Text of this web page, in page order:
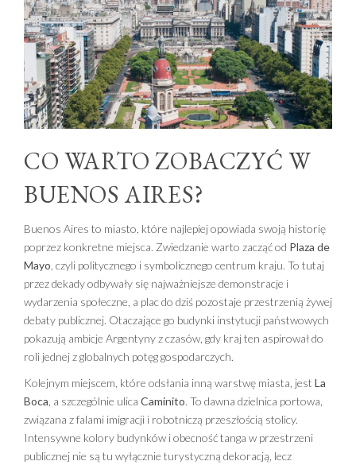
CO WARTO ZOBACZYĆ W
BUENOS AIRES?
Buenos Aires to miasto, które najlepiej opowiada swoją historię
poprzez konkretne miejsca. Zwiedzanie warto zacząć od Plaza de
Mayo , czyli politycznego i symbolicznego centrum kraju. To tutaj
przez dekady odbywały się najważniejsze demonstracje i
wydarzenia społeczne, a plac do dziś pozostaje przestrzenią żywej
debaty publicznej. Otaczające go budynki instytucji państwowych
pokazują ambicje Argentyny z czasów, gdy kraj ten aspirował do
roli jednej z globalnych potęg gospodarczych.
Kolejnym miejscem, które odsłania inną warstwę miasta, jest La
Boca , a szczególnie ulica Caminito. To dawna dzielnica portowa,
związana z falami imigracji i robotniczą przeszłością stolicy.
Intensywne kolory budynków i obecność tanga w przestrzeni
publicznej nie są tu wyłącznie turystyczną dekoracją, lecz